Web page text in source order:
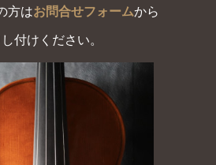
方はお問合せフォームから
付けください。